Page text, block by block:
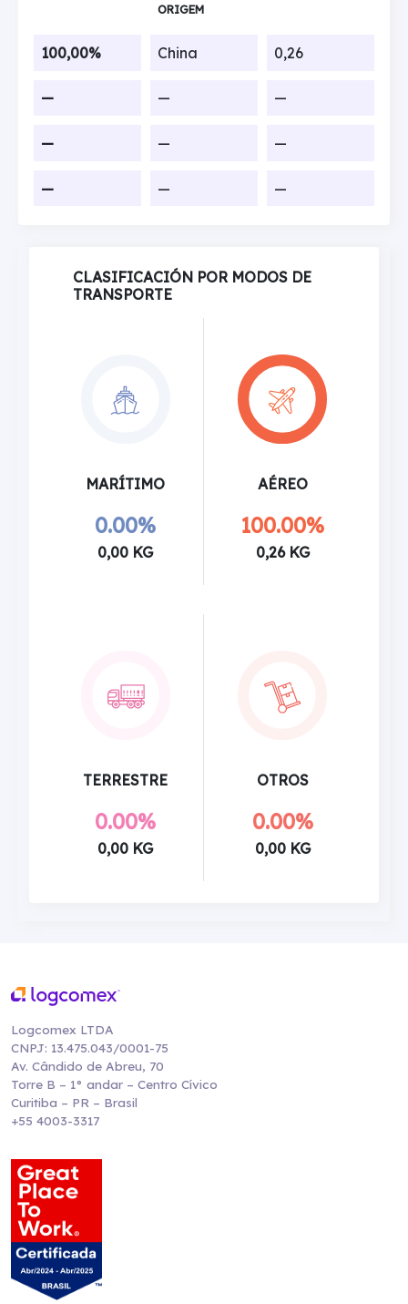
ORIGEM
100,00% China 0,26
— — —
— — —
— — —
CLASIFICACIÓN POR MODOS DE
TRANSPORTE
MARÍTIMO
0.00%
0,00 KG
AÉREO
100.00%
0,26 KG
TERRESTRE
0.00%
0,00 KG
OTROS
0.00%
0,00 KG
Logcomex LTDA
CNPJ: 13.475.043/0001-75
Av. Cândido de Abreu, 70
Torre B – 1° andar – Centro Cívico
Curitiba – PR – Brasil
+55 4003-3317